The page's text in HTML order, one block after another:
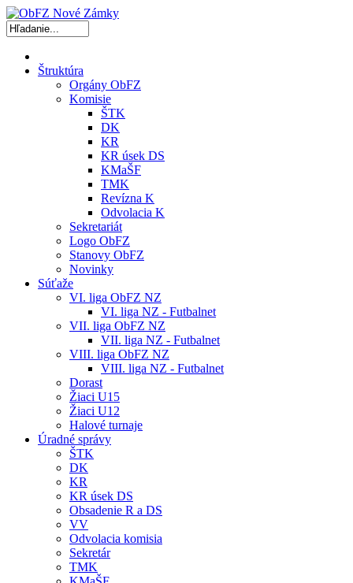
Štruktúra
Orgány ObFZ
Komisie
ŠTK
DK
KR
KR úsek DS
KMaŠF
TMK
Revízna K
Odvolacia K
Sekretariát
Logo ObFZ
Stanovy ObFZ
Novinky
Súťaže
VI. liga ObFZ NZ
VI. liga NZ - Futbalnet
VII. liga ObFZ NZ
VII. liga NZ - Futbalnet
VIII. liga ObFZ NZ
VIII. liga NZ - Futbalnet
Dorast
Žiaci U15
Žiaci U12
Halové turnaje
Úradné správy
ŠTK
DK
KR
KR úsek DS
Obsadenie R a DS
VV
Odvolacia komisia
Sekretár
TMK